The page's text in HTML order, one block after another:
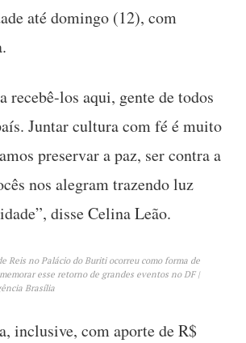
até domingo (12), com
recebê-los aqui, gente de todos
Juntar cultura com fé é muito
preservar a paz, ser contra a
nos alegram trazendo luz
disse Celina Leão.
Reis no Palácio do Buriti ocorreu como forma de
esse retorno de grandes eventos no DF |
Brasília
inclusive, com aporte de R$